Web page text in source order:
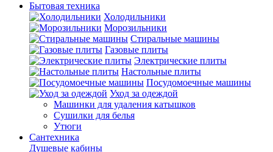
Бытовая техника
Холодильники
Морозильники
Стиральные машины
Газовые плиты
Электрические плиты
Настольные плиты
Посудомоечные машины
Уход за одеждой
Машинки для удаления катышков
Сушилки для белья
Утюги
Сантехника
Душевые кабины